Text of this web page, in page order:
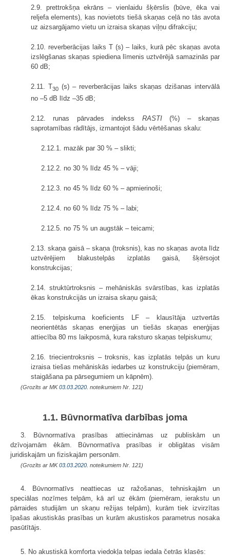
2.9. prettrokšņa ekrāns – vienlaidu šķērslis (būve, ēka vai
reljefa elements), kas novietots tiešā skaņas ceļā no tās avota
uz aizsargājamo vietu un izraisa skaņas viļņu difrakciju;
2.10. reverberācijas laiks T (s) – laiks, kurā pēc skaņas avota
izslēgšanas skaņas spiediena līmenis uztvērējā samazinās par
60 dB;
2.11. T30(s) – reverberācijas laiks skaņas dzišanas intervālā
no –5 dB līdz –35 dB;
2.12. runas pārvades indekss RASTI(%) – skaņas
saprotamības rādītājs, izmantojot šādu vērtēšanas skalu:
2.12.1. mazāk par 30 % – slikti;
2.12.2. no 30 % līdz 45 % – vāji;
2.12.3. no 45 % līdz 60 % – apmierinoši;
2.12.4. no 60 % līdz 75 % – labi;
2.12.5. no 75 % un augstāk – teicami;
2.13. skaņa gaisā – skaņa (troksnis), kas no skaņas avota līdz
uztvērējiem blakustelpās izplatās gaisā, šķērsojot
konstrukcijas;
2.14. struktūrtroksnis – mehāniskās svārstības, kas izplatās
ēkas konstrukcijās un izraisa skaņu gaisā;
2.15. telpiskuma koeficients LF – klausītāja uztvertās
neorientētās skaņas enerģijas un tiešās skaņas enerģijas
attiecība 80 ms laikposmā, kura raksturo skaņas telpiskumu;
2.16. triecientroksnis – troksnis, kas izplatās telpās un kuru
izraisa tiešas mehāniskās iedarbes uz konstrukciju (piemēram,
staigāšana pa pārsegumiem un kāpnēm).
(Grozīts ar MK03.03.2020. noteikumiem Nr. 121)
1.1. Būvnormatīva darbības joma
3. Būvnormatīva prasības attiecināmas uz publiskām un
dzīvojamām ēkām. Būvnormatīva prasības ir obligātas visām
juridiskajām un fiziskajām personām.
(Grozīts ar MK03.03.2020. noteikumiem Nr. 121)
4. Būvnormatīvs neattiecas uz ražošanas, tehniskajām un
speciālas nozīmes telpām, kā arī uz ēkām (piemēram, ierakstu un
pārraides studijām un skaņu režijas telpām), kurām tiek izvirzītas
īpašas akustiskās prasības un kurām akustiskos parametrus nosaka
pasūtītājs.
5. No akustiskā komforta viedokļa telpas iedala četrās klasēs: